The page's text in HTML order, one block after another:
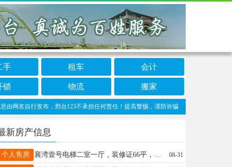
手 租车 会计
锁 物流 搬家
网友自行发布，邢台123不承担任何责任！提高警惕，谨防诈骗！做推广、做信息置顶
新房产信息
个人售房 襄湾壹号电梯二室一厅，装修证66平，双气42万15531903262 08-31